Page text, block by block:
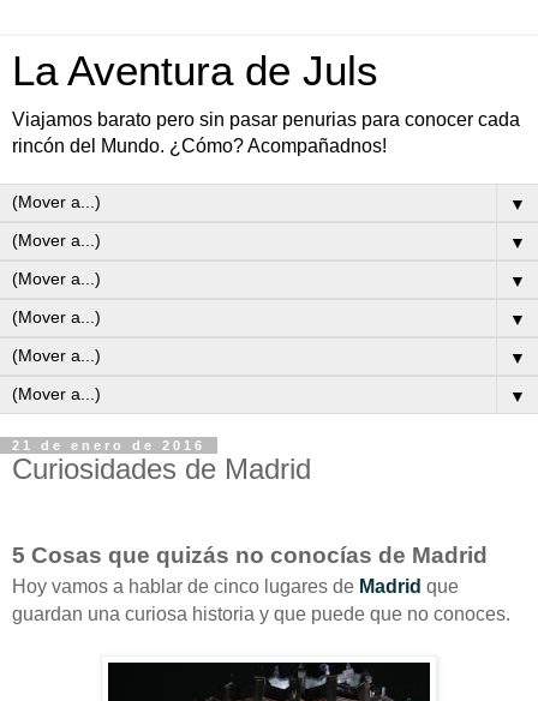
La Aventura de Juls
Viajamos barato pero sin pasar penurias para conocer cada
rincón del Mundo. ¿Cómo? Acompañadnos!
▼
▼
▼
▼
▼
▼
21 de enero de 2016
Curiosidades de Madrid
5 Cosas que quizás no conocías de Madrid
Hoy vamos a hablar de cinco lugares de Madrid que
guardan una curiosa historia y que puede que no conoces.